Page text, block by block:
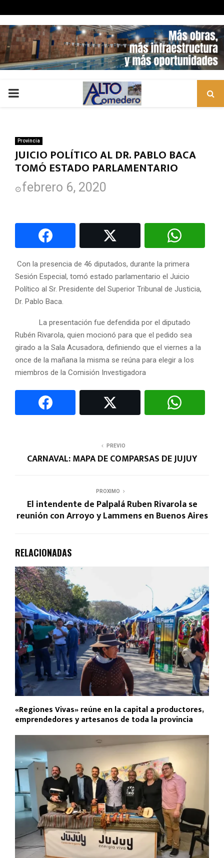
PRIMARY
Provincia
JUICIO POLÍTICO AL DR. PABLO BACA
TOMÓ ESTADO PARLAMENTARIO
febrero 6, 2020
Con la presencia de 46 diputados, durante la primera
Sesión Especial, tomó estado parlamentario el Juicio
Político al Sr. Presidente del Superior Tribunal de Justicia,
Dr. Pablo Baca.
La presentación fue defendida por el diputado
Rubén Rivarola, quien mocionó para que el pedido sea
girado a la Sala Acusadora, definiendo que el viernes a la
once de la mañana la misma se reúna para elegir a los
miembros de la Comisión Investigadora
PREVIO
CARNAVAL: MAPA DE COMPARSAS DE JUJUY
PROXIMO
El intendente de Palpalá Ruben Rivarola se
reunión con Arroyo y Lammens en Buenos Aires
RELACIONADAS
«Regiones Vivas» reúne en la capital a productores,
emprendedores y artesanos de toda la provincia